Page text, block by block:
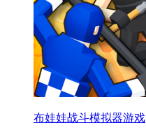
布娃娃战斗模拟器游戏